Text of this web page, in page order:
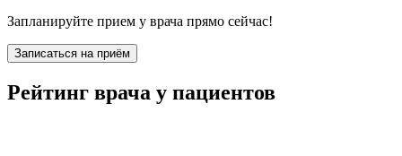
Запланируйте прием у врача прямо сейчас!
Записаться на приём
Рейтинг врача у пациентов